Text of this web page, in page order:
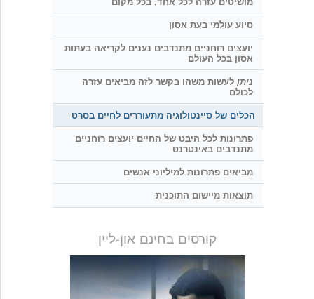
סיוע עולמי בעת אסון
יועצים רוחניים מתנדבים נענים לקריאה בעתות
אסון בכל העולם
ניתןלעשות משהו בקשר לזה מביאים עזרה
לכולם
הכלים של סיינטולוגיה מתעוררים לחיים בסרט
פתרונות לכל היבט של החיים יועצים רוחניים
מתנדבים באינטרנט
מביאים פתרונות למיליוני אנשים
תוצאות מיישום התוכנית
קורסים בחינם און-ליין